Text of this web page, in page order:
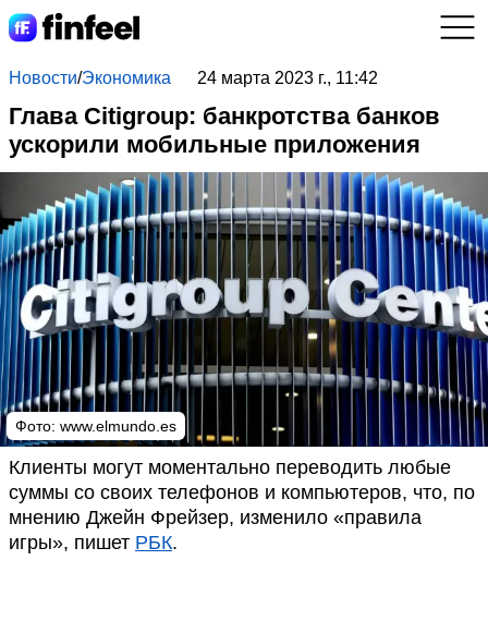
Новости/Экономика 24 марта 2023 г., 11:42
Глава Citigroup: банкротства банков
ускорили мобильные приложения
Фото: www.elmundo.es
Клиенты могут моментально переводить любые
суммы со своих телефонов и компьютеров, что, по
мнению Джейн Фрейзер, изменило «правила
игры», пишет РБК.